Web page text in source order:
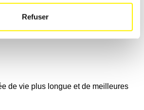
Refuser
pour machines
de vie plus longue et de meilleures